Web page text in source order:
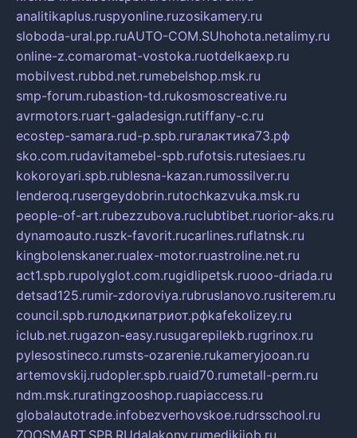
analitikaplus.ruspyonline.ruzosikamery.ru
sloboda-ural.pp.ruAUTO-COM.SUhohota.netalimy.ru
online-z.comaromat-vostoka.ruotdelkaexp.ru
mobilvest.rubbd.net.rumebelshop.msk.ru
smp-forum.rubastion-td.rukosmoscreative.ru
avrmotors.ruart-galadesign.rutiffany-c.ru
ecostep-samara.rud-p.spb.ruгалактика73.рф
sko.com.rudavitamebel-spb.rufotsis.rutesiaes.ru
kokoroyari.spb.rublesna-kazan.rumossilver.ru
lenderoq.rusergeydobrin.rutochkazvuka.msk.ru
people-of-art.rubezzubova.ruclubtibet.ruorior-aks.ru
dynamoauto.ruszk-favorit.rucarlines.ruflatnsk.ru
kingbolenskaner.rualex-motor.ruastroline.net.ru
act1.spb.rupolyglot.com.rugidlipetsk.ruooo-driada.ru
detsad125.rumir-zdoroviya.rubruslanovo.rusiterem.ru
council.spb.ruлодкипатриот.рфkafekolizey.ru
iclub.net.rugazon-easy.rusugarepilekb.rugrinox.ru
pylesostineco.rumsts-ozarenie.rukameryjooan.ru
artemovskij.rudopler.spb.ruaid70.rumetall-perm.ru
ndm.msk.ruratingzooshop.ruapiaccess.ru
globalautotrade.infobezverhovskoe.rudrsschool.ru
ZOOSMART.SPB.RUdalakony.rumedikijob.ru